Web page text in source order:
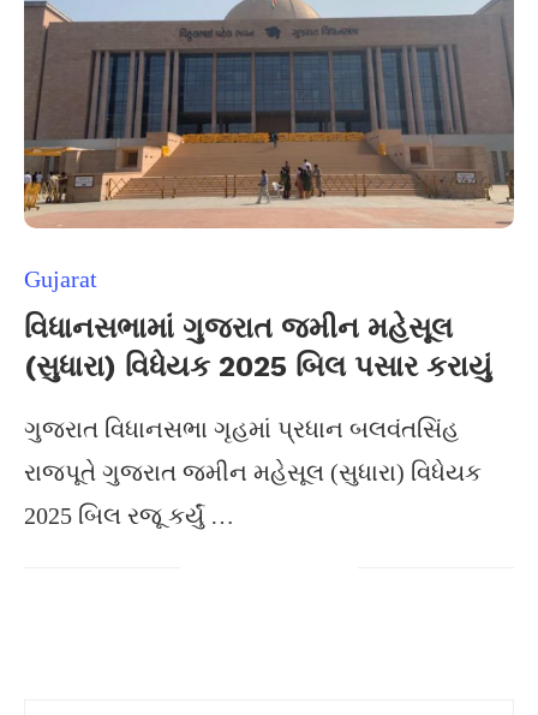
Gujarat
વિધાનસભામાં ગુજરાત જમીન મહેસૂલ
(સુધારા) વિધેયક 2025 બિલ પસાર કરાયું
ગુજરાત વિધાનસભા ગૃહમાં પ્રધાન બલવંતસિંહ
રાજપૂતે ગુજરાત જમીન મહેસૂલ (સુધારા) વિધેયક
2025 બિલ રજૂ કર્યું …